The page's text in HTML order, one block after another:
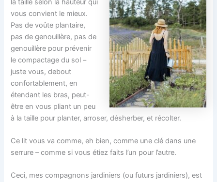
la taille selon la hauteur qui
vous convient le mieux.
Pas de voûte plantaire,
pas de genouillère, pas de
genouillère pour prévenir
le compactage du sol –
juste vous, debout
confortablement, en
étendant les bras, peut-
être en vous pliant un peu
à la taille pour planter, arroser, désherber, et récolter.
Ce lit vous va comme, eh bien, comme une clé dans une
serrure – comme si vous étiez faits l’un pour l’autre.
Ceci, mes compagnons jardiniers (ou futurs jardiniers), est